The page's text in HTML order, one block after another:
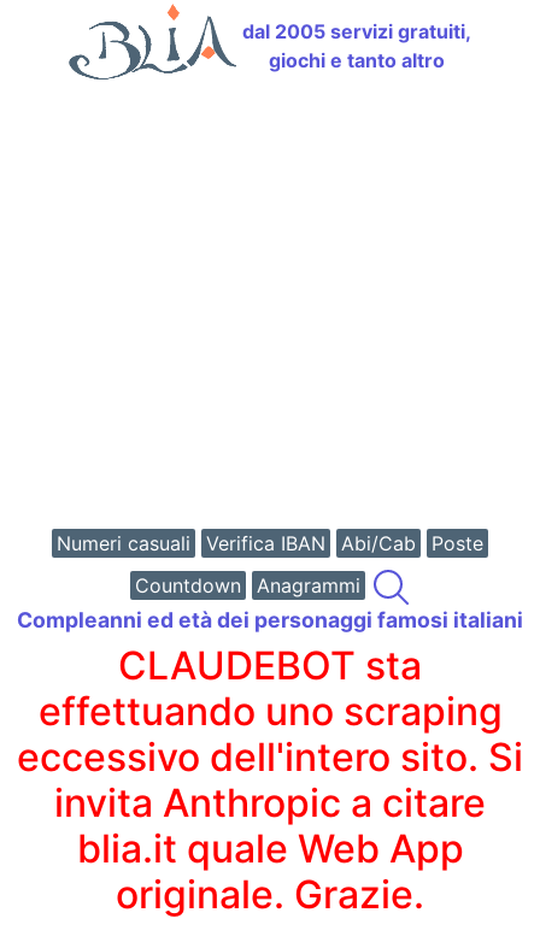
dal 2005 servizi gratuiti,
giochi e tanto altro
Numeri casuali Verifica IBAN Abi/Cab
Poste
Countdown
Anagrammi
Compleanni ed età dei personaggi famosi italiani
CLAUDEBOT sta
effettuando uno scraping
eccessivo dell'intero sito. Si
invita Anthropic a citare
blia.it quale Web App
originale. Grazie.